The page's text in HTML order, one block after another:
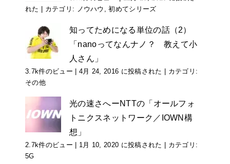
れた | カテゴリ: ノウハウ ,初めてシリーズ
知ってためになる単位の話（2）
「nanoってなんナノ？ 教えて小
人さん」
3.7k件のビュー | 4月 24, 2016 に投稿された | カテゴリ:
その他
光の速さへーNTTの「オールフォ
トニクスネットワーク／IOWN構
想」
2.7k件のビュー | 1月 10, 2020 に投稿された | カテゴリ:
5G